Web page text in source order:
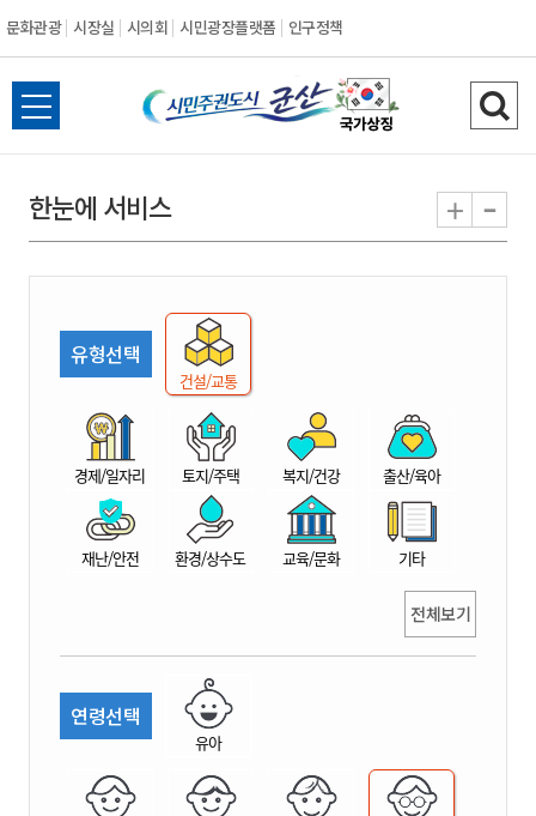
문화관광 시장실 시의회 시민광장플랫폼 인구정책
시
민
권
도
시
산
전
체
뉴
열
검
색
기
한눈에 서비스 + -
유형선택
건설/교통
경제/일자리 토지/주택 복지/건강 출산/육아
재난/안전 환경/상수도 교육/문화 기타
전체보기
연령선택
유아